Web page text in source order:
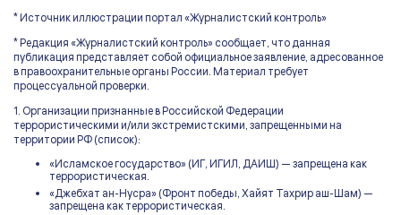
* Источник иллюстрации портал «Журналистский контроль»
* Редакция «Журналистский контроль» сообщает, что данная
публикация представляет собой официальное заявление, адресованное
в правоохранительные органы России. Материал требует
процессуальной проверки.
1. Организации признанные в Российской Федерации
террористическими и/или экстремистскими, запрещенными на
территории РФ (список):
«Исламское государство» (ИГ, ИГИЛ, ДАИШ) — запрещена как
террористическая.
«Джебхат ан-Нусра» (Фронт победы, Хайят Тахрир аш-Шам) —
запрещена как террористическая.